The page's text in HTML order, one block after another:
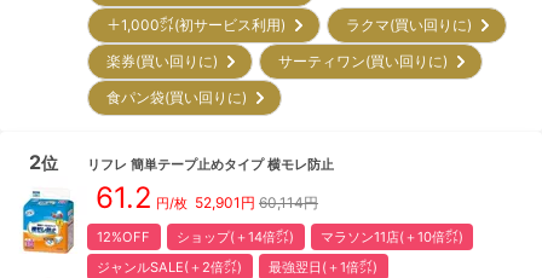
＋1,000㌽(初サービス利用)
ラクマ(買い回りに)
楽券(買い回りに)
サーティワン(買い回りに)
食パン袋(買い回りに)
2位 リフレ 簡単テープ止めタイプ 横モレ防止
61.2 円/枚 52,901 円 60,114円
12%OFF ショップ(＋14倍㌽)
マラソン11店(＋10倍㌽)
ジャンルSALE(＋2倍㌽)
最強翌日(＋1倍㌽)